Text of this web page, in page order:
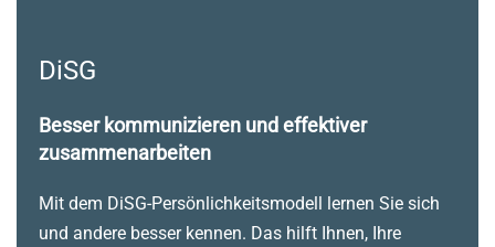
DiSG
Besser kommunizieren und effektiver
zusammenarbeiten
Mit dem DiSG-Persönlichkeitsmodell lernen Sie sich
und andere besser kennen. Das hilft Ihnen, Ihre